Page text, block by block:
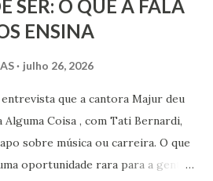
SER: O QUE A FALA
ENSINA
julho 26, 2026
que a cantora Majur deu
Coisa , com Tati Bernardi,
sobre música ou carreira. O que
oportunidade rara para a gente